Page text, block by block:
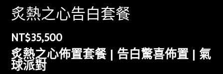
炙熱之心告白套餐
NT$35,500
炙熱之心佈置套餐 | 告白驚喜佈置 | 氣
球派對